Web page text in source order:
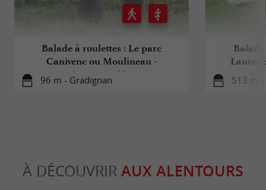
Balade à roulettes : Le parc
Canivenc ou Moulineau -
Impraticable
96 m - Gradignan 513 m -
À DÉCOUVRIR AUX ALENTOURS